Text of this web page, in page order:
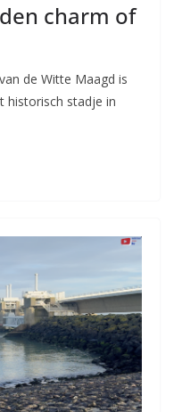
charm of
de Witte Maagd is
historisch stadje in